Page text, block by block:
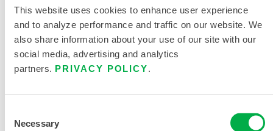
This website uses cookies to enhance user experience
and to analyze performance and traffic on our website. We
also share information about your use of our site with our
social media, advertising and analytics
partners. PRIVACY POLICY.
Selection
Necessary